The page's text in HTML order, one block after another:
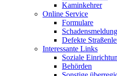
Kaminkehrer
Online Service
Formulare
Defekte
Interessante Links
Soziale
Behörden